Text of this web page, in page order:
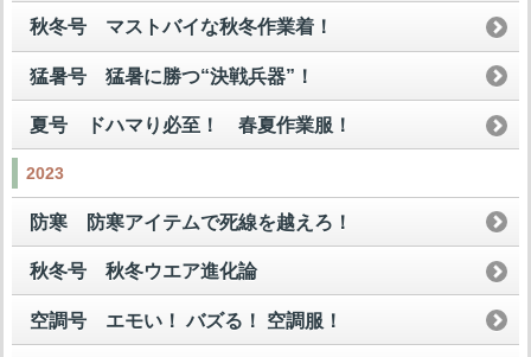
秋冬号 マストバイな秋冬作業着！
猛暑号 猛暑に勝つ“決戦兵器”！
夏号 ドハマり必至！ 春夏作業服！
2023
防寒 防寒アイテムで死線を越えろ！
秋冬号 秋冬ウエア進化論
空調号 エモい！ バズる！ 空調服！